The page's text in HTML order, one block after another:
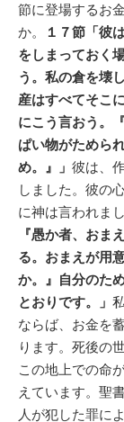
節に登場するお
か。
１７節「彼
をしまっておく
う。私の倉を壊
産はすべてそこ
にこう言おう。
ぱい物がためら
め。』」 彼は、
しました。彼の
に神は言われまし
『愚か者、おま
る。おまえが用
か。』自分のた
とおりです。」
ならば、お金を
ります。死後の
この地上での命
えています。聖
人が犯した罪に